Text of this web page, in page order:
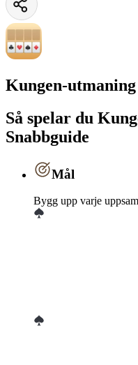
Kungen-
Så spelar du
Snabbguide
Mål
Bygg upp varje